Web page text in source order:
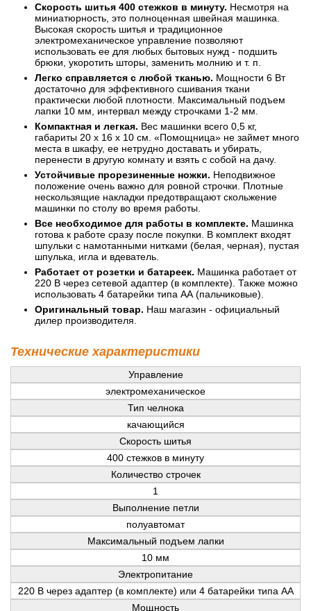
Скорость шитья 400 стежков в минуту. Несмотря на
миниатюрность, это полноценная швейная машинка.
Высокая скорость шитья и традиционное
электромеханическое управление позволяют
использовать ее для любых бытовых нужд - подшить
брюки, укоротить шторы, заменить молнию и т. п.
Легко справляется с любой тканью. Мощности 6 Вт
достаточно для эффективного сшивания ткани
практически любой плотности. Максимальный подъем
лапки 10 мм, интервал между строчками 1-2 мм.
Компактная и легкая. Вес машинки всего 0,5 кг,
габариты 20 х 16 х 10 см. «Помощница» не займет много
места в шкафу, ее нетрудно доставать и убирать,
перенести в другую комнату и взять с собой на дачу.
Устойчивые прорезиненные ножки. Неподвижное
положение очень важно для ровной строчки. Плотные
нескользящие накладки предотвращают скольжение
машинки по столу во время работы.
Все необходимое для работы в комплекте. Машинка
готова к работе сразу после покупки. В комплект входят
шпульки с намотанными нитками (белая, черная), пустая
шпулька, игла и вдеватель.
Работает от розетки и батареек. Машинка работает от
220 В через сетевой адаптер (в комплекте). Также можно
использовать 4 батарейки типа АА (пальчиковые).
Оригинальный товар. Наш магазин - официальный
дилер производителя.
Технические характеристики
Управление
электромеханическое
Тип челнока
качающийся
Скорость шитья
400 стежков в минуту
Количество строчек
1
Выполнение петли
полуавтомат
Максимальный подъем лапки
10 мм
Электропитание
220 В через адаптер (в комплекте) или 4 батарейки типа АА
Мощность